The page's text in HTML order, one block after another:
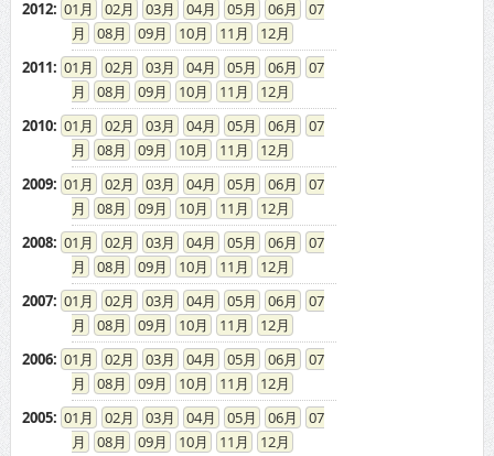
2011: 01 02 03 04 05 06
07
08
09 10 11
12
2010: 01 02 03 04 05 06
07
08
09 10 11
12
2009: 01 02 03 04 05 06
07
08
09 10 11
12
2008: 01 02 03 04 05 06
07
08
09 10 11
12
2007: 01 02 03 04 05 06
07
08
09 10 11
12
2006: 01 02 03 04 05 06
07
08
09 10 11
12
2005: 01 02 03 04 05 06
07
08
09 10 11
12
2004: 01 02 03 04 05 06
07
08
09 10 11
12